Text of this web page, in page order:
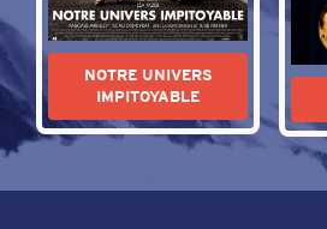
NOTRE UNIVERS
IMPITOYABLE